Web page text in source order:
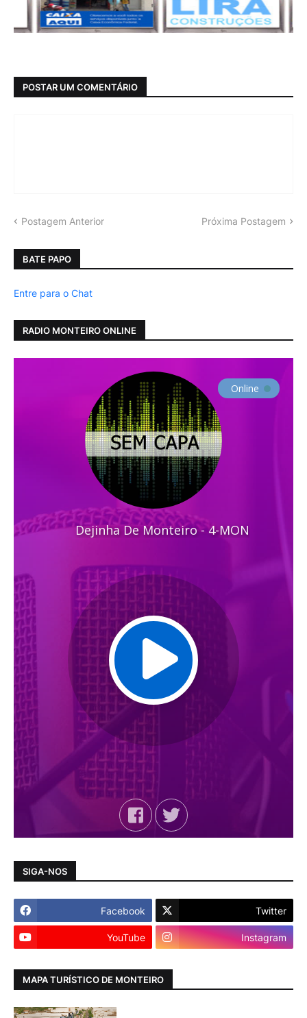
POSTAR UM COMENTÁRIO
Postagem Anterior Próxima Postagem
BATE PAPO
Entre para o Chat
RADIO MONTEIRO ONLINE
SIGA-NOS
Facebook Twitter
YouTube Instagram
MAPA TURÍSTICO DE MONTEIRO